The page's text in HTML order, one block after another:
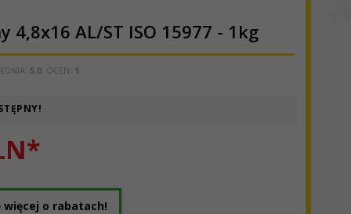
4,8x16 AL/ST ISO 15977 - 1kg
5.0OCEN: 1
o rabatach!